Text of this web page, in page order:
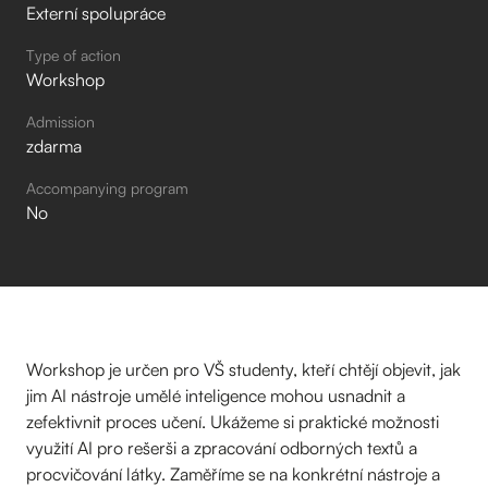
Externí spolupráce
Type of action
Workshop
Admission
zdarma
Accompanying program
No
Workshop je určen pro VŠ studenty, kteří chtějí objevit, jak
jim AI nástroje umělé inteligence mohou usnadnit a
zefektivnit proces učení. Ukážeme si praktické možnosti
využití AI pro rešerši a zpracování odborných textů a
procvičování látky. Zaměříme se na konkrétní nástroje a